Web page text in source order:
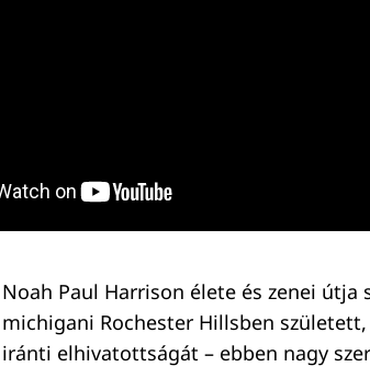
Noah Paul Harrison élete és zenei
michigani Rochester Hillsben
iránti elhivatottságát – ebben nagy